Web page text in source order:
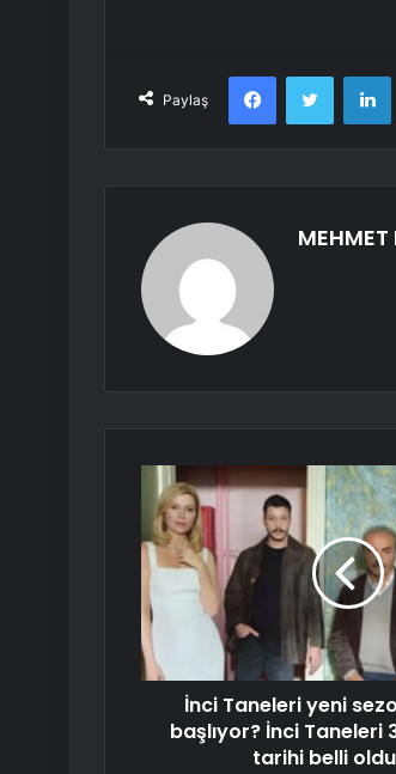
Paylaş
FacebookTwitter
İnci Taneleri yeni
başlıyor? İnci Taneleri
tarihi belli